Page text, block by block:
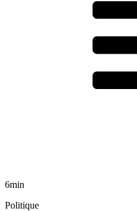
6min
Politique